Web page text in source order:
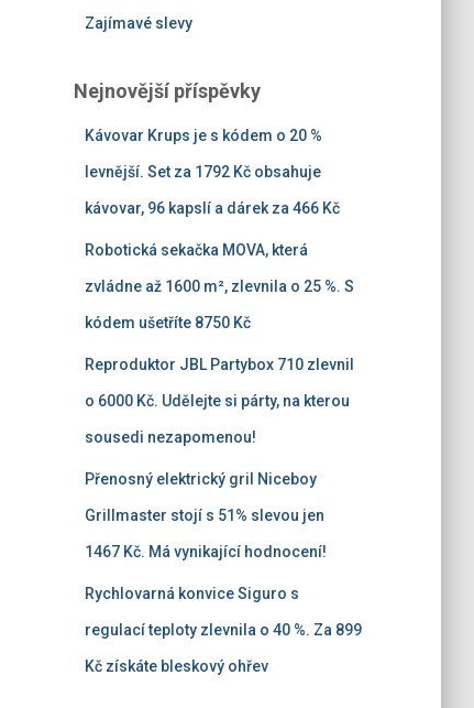
Zajímavé slevy
Nejnovější příspěvky
Kávovar Krups je s kódem o 20 %
levnější. Set za 1792 Kč obsahuje
kávovar, 96 kapslí a dárek za 466 Kč
Robotická sekačka MOVA, která
zvládne až 1600 m², zlevnila o 25 %. S
kódem ušetříte 8750 Kč
Reproduktor JBL Partybox 710 zlevnil
o 6000 Kč. Udělejte si párty, na kterou
sousedi nezapomenou!
Přenosný elektrický gril Niceboy
Grillmaster stojí s 51% slevou jen
1467 Kč. Má vynikající hodnocení!
Rychlovarná konvice Siguro s
regulací teploty zlevnila o 40 %. Za 899
Kč získáte bleskový ohřev